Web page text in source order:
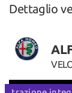
SERVIZI
FINANZIAMENTI –
ACQUISTIAMO
Dettaglio